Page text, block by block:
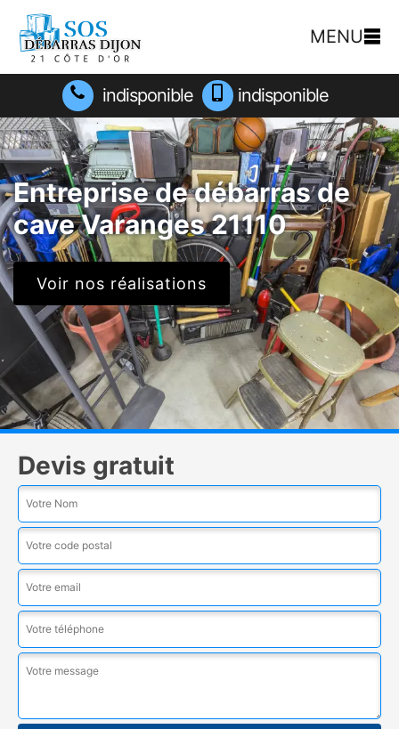
MENU
indisponible indisponible
Entreprise de débarras de
cave Varanges 21110
Voir nos réalisations
Devis gratuit